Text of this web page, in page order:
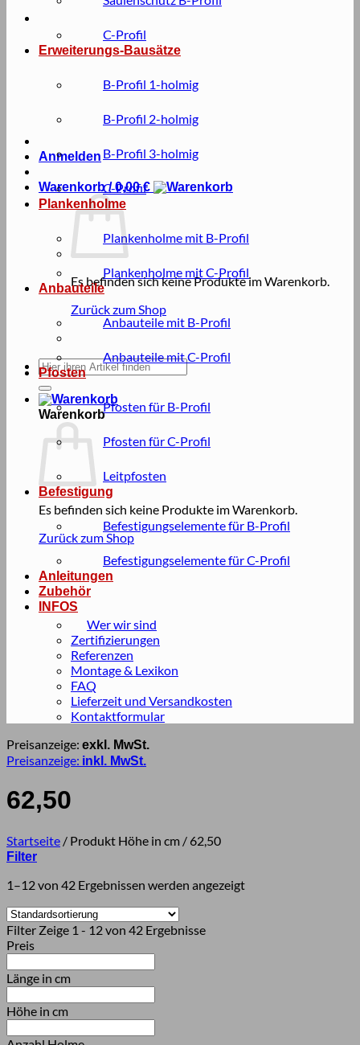
Anmelden
Warenkorb /0,00€
Es befinden sich keine Produkte im Warenkorb.
Zurück zum Shop
Suche
nach:
Warenkorb
Es befinden sich keine Produkte im Warenkorb.
Zurück zum Shop
C-Profil
Erweiterungs-Bausätze
B-Profil 1-holmig
B-Profil 2-holmig
B-Profil 3-holmig
C-Profil
Plankenholme
Plankenholme mit B-Profil
Plankenholme mit C-Profil
Anbauteile
Anbauteile mit B-Profil
Anbauteile mit C-Profil
Pfosten
Pfosten für B-Profil
Pfosten für C-Profil
Leitpfosten
Befestigung
Befestigungselemente für B-Profil
Befestigungselemente für C-Profil
Anleitungen
Zubehör
INFOS
Wer wir sind
Zertifizierungen
Referenzen
Montage & Lexikon
FAQ
Lieferzeit und Versandkosten
Kontaktformular
Preisanzeige: exkl. MwSt.
Preisanzeige: inkl. MwSt.
62,50
Startseite / Produkt Höhe in cm / 62,50
Filter
1–12 von 42 Ergebnissen werden angezeigt
Filter Zeige 1 - 12 von 42 Ergebnisse
Preis
Länge in cm
Höhe in cm